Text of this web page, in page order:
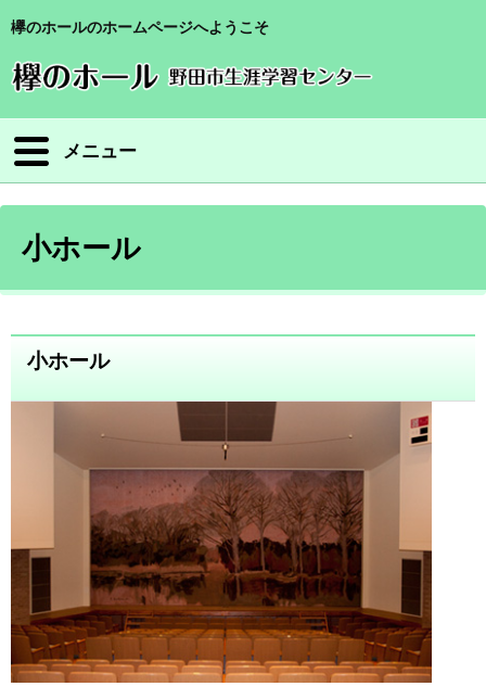
欅のホールのホームページへようこそ
メニュー
小ホール
小ホール